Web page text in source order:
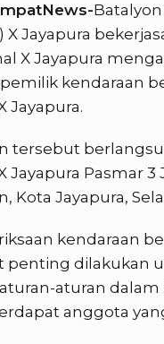
X Jayapura
X Jayapura
kendaraan
Jayapura.
tersebut
Jayapura Pasmar
Kota Jayapura,
kendaraan
penting dilakukan
aturan
anggota